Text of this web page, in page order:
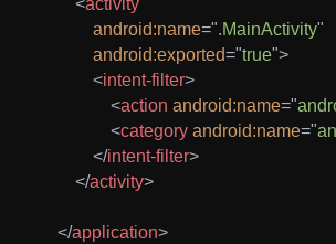
<activity
android:name=".MainActivity"
android:exported="true">
<intent-filter>
<action android:name="
<category android:name="
</intent-filter>
</activity>
</application>